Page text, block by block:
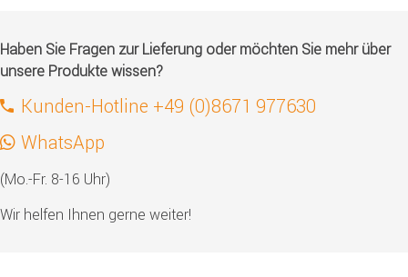
Haben Sie Fragen zur Lieferung oder möchten Sie mehr über
unsere Produkte wissen?
Kunden-Hotline +49 (0)8671 977630
WhatsApp
(Mo.-Fr. 8-16 Uhr)
Wir helfen Ihnen gerne weiter!